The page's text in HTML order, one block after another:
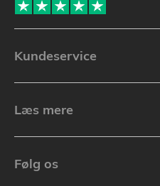
Kundeservice
Læs mere
Følg os